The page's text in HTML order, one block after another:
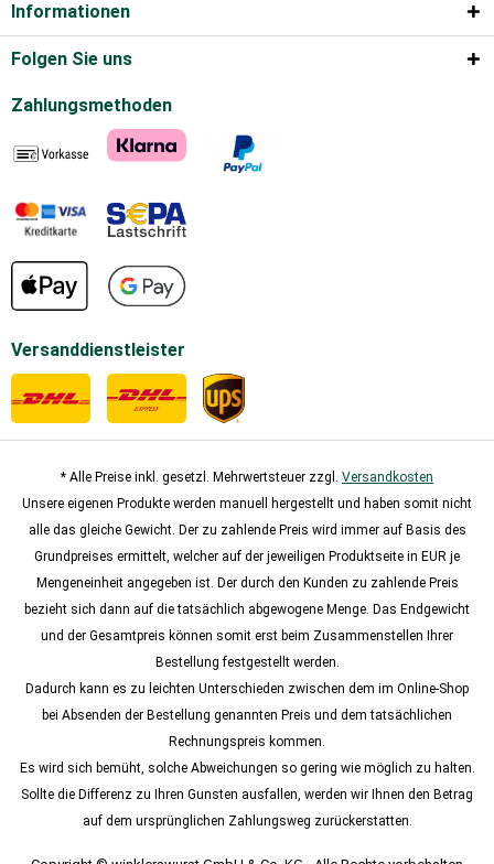
Informationen
Folgen Sie uns
Zahlungsmethoden
Versanddienstleister
* Alle Preise inkl. gesetzl. Mehrwertsteuer zzgl. Versandkosten
Unsere eigenen Produkte werden manuell hergestellt und haben somit nicht
alle das gleiche Gewicht. Der zu zahlende Preis wird immer auf Basis des
Grundpreises ermittelt, welcher auf der jeweiligen Produktseite in EUR je
Mengeneinheit angegeben ist. Der durch den Kunden zu zahlende Preis
bezieht sich dann auf die tatsächlich abgewogene Menge. Das Endgewicht
und der Gesamtpreis können somit erst beim Zusammenstellen Ihrer
Bestellung festgestellt werden.
Dadurch kann es zu leichten Unterschieden zwischen dem im Online-Shop
bei Absenden der Bestellung genannten Preis und dem tatsächlichen
Rechnungspreis kommen.
Es wird sich bemüht, solche Abweichungen so gering wie möglich zu halten.
Sollte die Differenz zu Ihren Gunsten ausfallen, werden wir Ihnen den Betrag
auf dem ursprünglichen Zahlungsweg zurückerstatten.